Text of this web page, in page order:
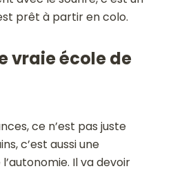
prêt à partir en colo.
vraie école de
ce n’est pas juste
c’est aussi une
Il va devoir